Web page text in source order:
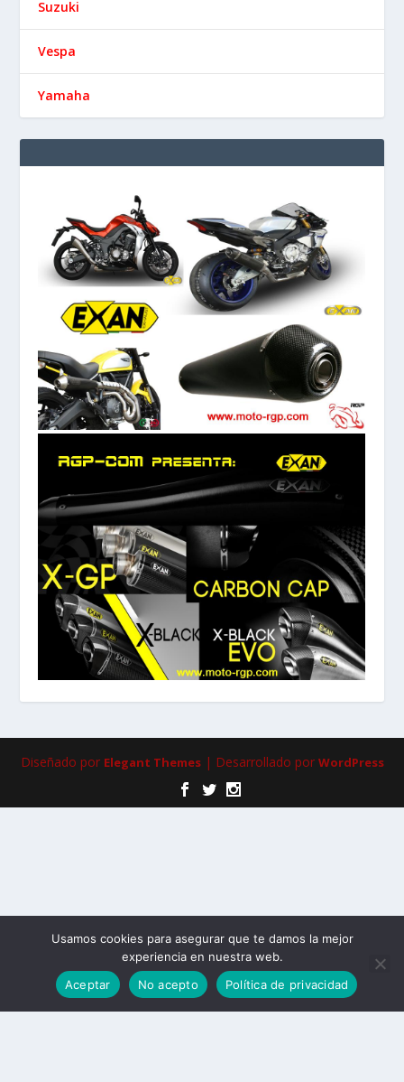
Suzuki
Vespa
Yamaha
Diseñado por Elegant Themes| Desarrollado por WordPress
Usamos cookies para asegurar que te damos la mejor
experiencia en nuestra web.
Aceptar
No acepto Política de privacidad